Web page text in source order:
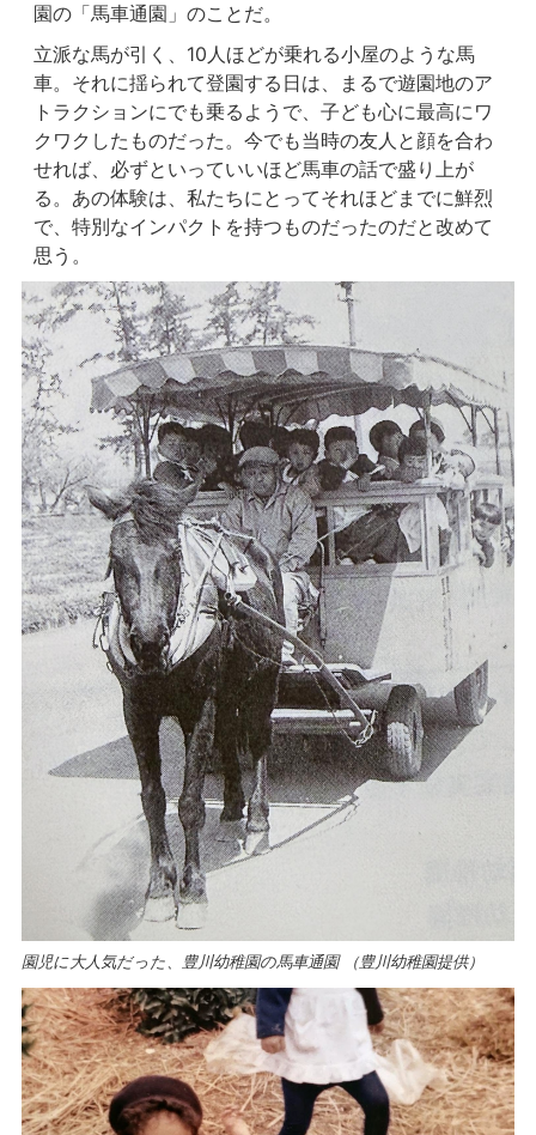
園の「馬車通園」のことだ。
立派な馬が引く、10人ほどが乗れる小屋のような馬
車。それに揺られて登園する日は、まるで遊園地のア
トラクションにでも乗るようで、子ども心に最高にワ
クワクしたものだった。今でも当時の友人と顔を合わ
せれば、必ずといっていいほど馬車の話で盛り上が
る。あの体験は、私たちにとってそれほどまでに鮮烈
で、特別なインパクトを持つものだったのだと改めて
思う。
園児に大人気だった、豊川幼稚園の馬車通園 （豊川幼稚園提供）